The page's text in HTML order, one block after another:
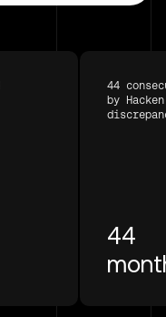
44
by
44